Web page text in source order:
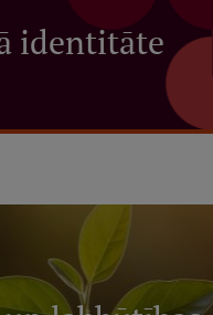
identitāte